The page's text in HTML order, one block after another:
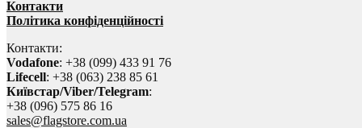
Контакти
Політика конфіденційності
Контакти:
Vodafone: +38 (099) 433 91 76
Lifecell: +38 (063) 238 85 61
Київстар/Viber/Telegram:
+38 (096) 575 86 16
sales@flagstore.com.ua